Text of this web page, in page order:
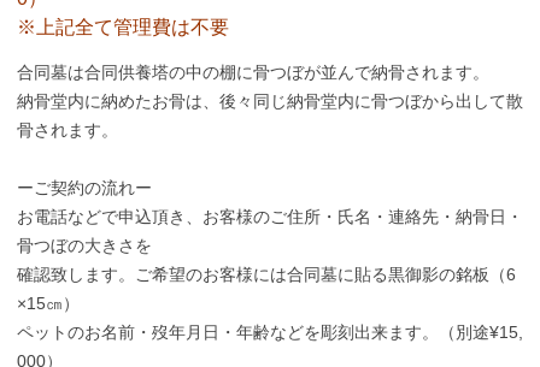
※上記全て管理費は不要
合同墓は合同供養塔の中の棚に骨つぼが並んで納骨されます。
納骨堂内に納めたお骨は、後々同じ納骨堂内に骨つぼから出して散
骨されます。
ーご契約の流れー
お電話などで申込頂き、お客様のご住所・氏名・連絡先・納骨日・
骨つぼの大きさを
確認致します。ご希望のお客様には合同墓に貼る黒御影の銘板（6
×15㎝）
ペットのお名前・歿年月日・年齢などを彫刻出来ます。（別途¥15,
000）